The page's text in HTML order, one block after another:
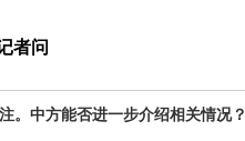
者问
。中方能否进一步介绍相关情况？